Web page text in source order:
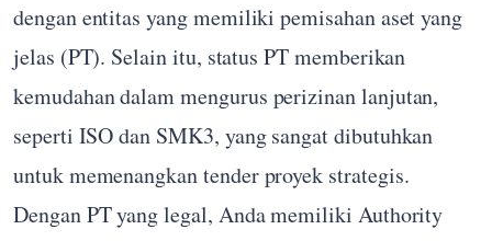
dengan entitas yang memiliki pemisahan aset yang
jelas (PT). Selain itu, status PT memberikan
kemudahan dalam mengurus perizinan lanjutan,
seperti ISO dan SMK3, yang sangat dibutuhkan
untuk memenangkan tender proyek strategis.
Dengan PT yang legal, Anda memiliki Authority